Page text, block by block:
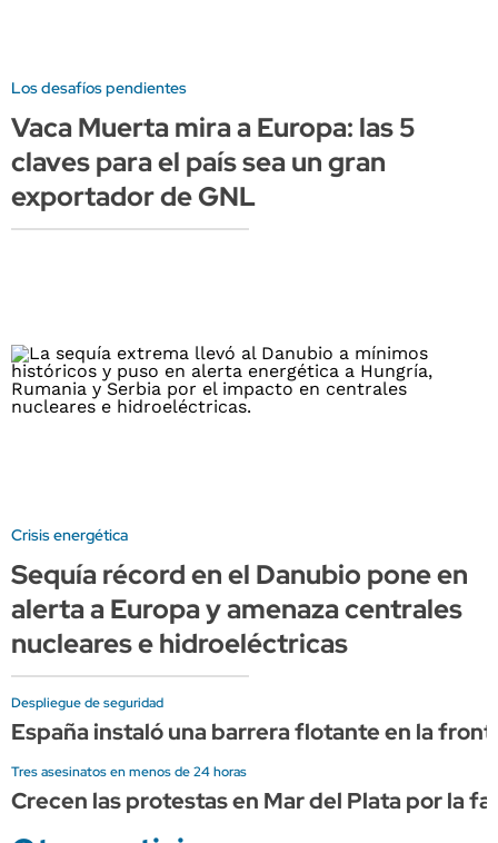
Los desafíos pendientes
Vaca Muerta mira a Europa: las 5
claves para el país sea un gran
exportador de GNL
Crisis energética
Sequía récord en el Danubio pone en
alerta a Europa y amenaza centrales
nucleares e hidroeléctricas
Despliegue de seguridad
España instaló una barrera flotante en la
Tres asesinatos en menos de 24 horas
Crecen las protestas en Mar del Plata por la